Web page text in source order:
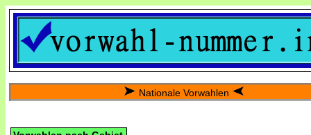
Nationale Vorwahlen